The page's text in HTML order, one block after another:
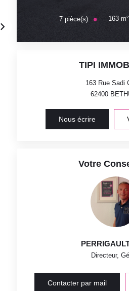
7pièce(s) 163m²
TIPI
163 Rue Sadi
62400
Nous écrire
Votre
Directeur,
Contacter par mail